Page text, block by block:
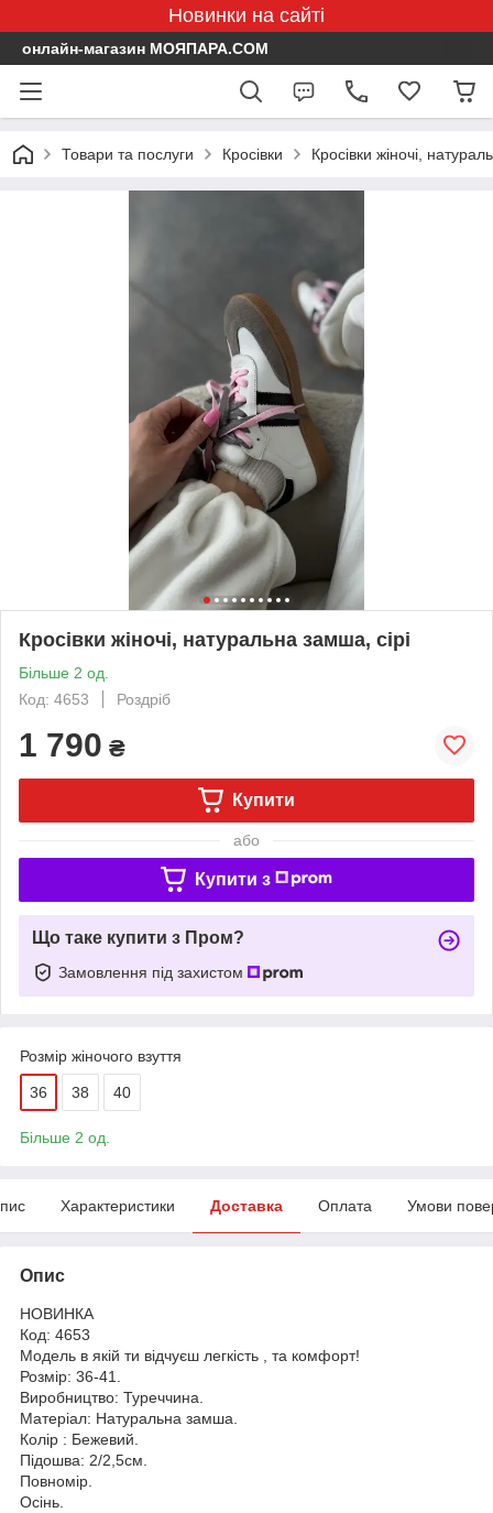
Новинки на сайті
онлайн-магазин МОЯПАРА.COM
Товари та послуги Кросівки Кросівки жіночі,
Кросівки жіночі, натуральна замша, сірі
Більше 2 од.
Код: 4653
Роздріб
1 790 ₴
Купити
або
Купити з
Що таке купити з Пром?
Замовлення під захистом
Розмір жіночого взуття
36 38 40
Більше 2 од.
Характеристики Доставка Оплата Умови
Опис
НОВИНКА
Код: 4653
Модель в якій ти відчуєш легкість , та комфорт!
Розмір: 36-41.
Виробництво: Туреччина.
Матеріал: Натуральна замша.
Колір : Бежевий.
Підошва: 2/2,5см.
Повномір.
Осінь.